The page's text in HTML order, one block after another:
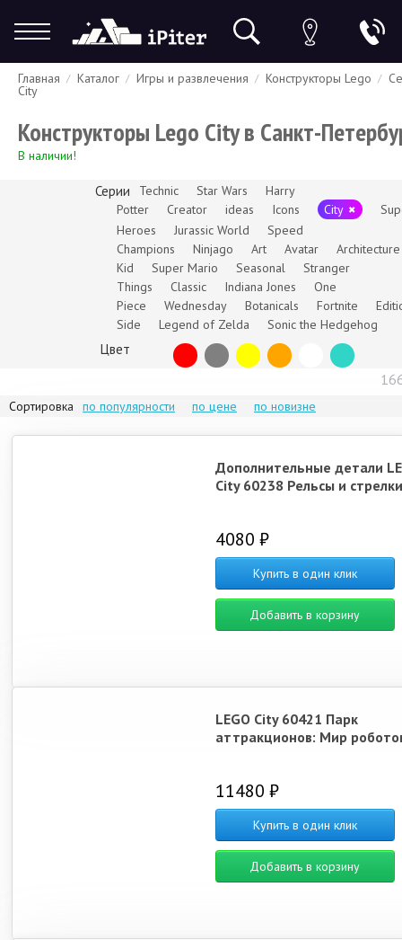
Гарантия Доставка и оплата Спецпредложения Скидки
Главная Каталог Игры и развлечения Конструкторы Lego
City
Конструкторы Lego City в Санкт-
В наличии!
Серии Technic Star Wars
Harry
Potter
Creator ideas Icons City
Heroes
Jurassic World
Speed
Champions
Ninjago Art Avatar
Architecture
Kid
Super Mario Seasonal
Stranger
Things
Classic Indiana Jones
One
Piece
Wednesday Botanicals Fortnite
Side
Legend of Zelda Sonic the Hedgehog
Цвет
Сортировка по популярности по цене по новизне
Дополнительные детали
City 60238 Рельсы и стрелки
4080 ₽
Купить в один клик
Добавить в корзину
LEGO City 60421 Парк
аттракционов: Мир
11480 ₽
Купить в один клик
Добавить в корзину